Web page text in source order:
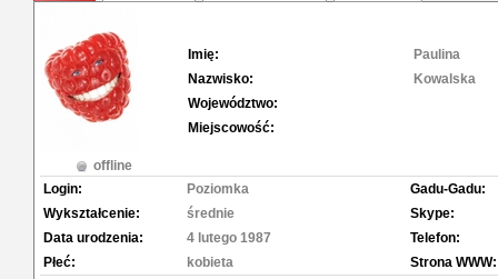
offline
Imię:
Paulina
Nazwisko:
Kowalska
Województwo:
Miejscowość:
Login:
Poziomka
Wykształcenie:
średnie
Data urodzenia:
4 lutego 1987
Płeć:
kobieta
Gadu-Gadu:
Skype:
Telefon:
Strona WWW: